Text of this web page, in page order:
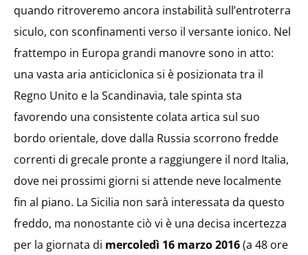
quando ritroveremo ancora instabilità sull’entroterra
siculo, con sconfinamenti verso il versante ionico. Nel
frattempo in Europa grandi manovre sono in atto:
una vasta aria anticiclonica si è posizionata tra il
Regno Unito e la Scandinavia, tale spinta sta
favorendo una consistente colata artica sul suo
bordo orientale, dove dalla Russia scorrono fredde
correnti di grecale pronte a raggiungere il nord Italia,
dove nei prossimi giorni si attende neve localmente
fin al piano. La Sicilia non sarà interessata da questo
freddo, ma nonostante ciò vi è una decisa incertezza
per la giornata di mercoledì 16 marzo 2016(a 48 ore